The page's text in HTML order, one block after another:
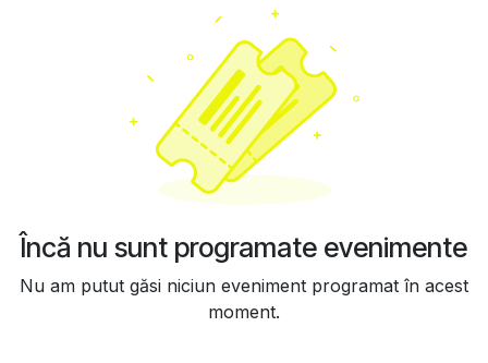
Încă nu sunt programate evenimente
Nu am putut găsi niciun eveniment programat în acest
moment.